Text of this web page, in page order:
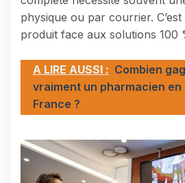
physique ou par courrier. C’est
produit face aux solutions 100
A LIRE AUSSI : Combien
vraiment un pharmacien en
France ?